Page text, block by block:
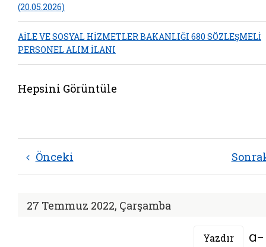
(20.05.2026)
AİLE VE SOSYAL HİZMETLER BAKANLIĞI 680 SÖZLEŞMELİ
PERSONEL ALIM İLANI
Hepsini Görüntüle
Önceki
27 Temmuz 2022, Çarşamba
Yazdır